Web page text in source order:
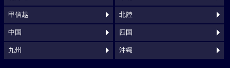
甲信越 北陸
中国 四国
九州 沖縄